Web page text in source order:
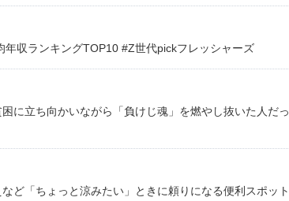
収ランキングTOP10 #Z世代pickフレッシャーズ
に立ち向かいながら「負けじ魂」を燃やし抜いた人だっ
ど「ちょっと涼みたい」ときに頼りになる便利スポット